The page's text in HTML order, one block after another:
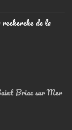
de la
Briac sur Mer